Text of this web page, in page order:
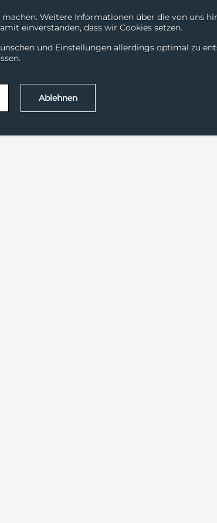
Weitere Informationen über die von uns
einverstanden, dass wir Cookies setzen.
und Einstellungen allerdings optimal zu
Ablehnen
Downloads Support Technologien
Branchen Erfolgsgeschichten